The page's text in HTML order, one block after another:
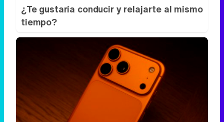
¿Te gustaría conducir y relajarte al mismo
tiempo?